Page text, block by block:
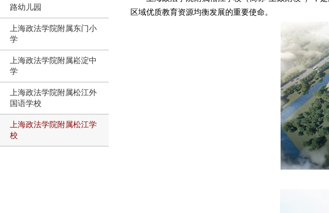
路幼儿园
上海政法学院附属东门小
学
上海政法学院附属崧淀中
学
上海政法学院附属松江外
国语学校
上海政法学院附属松江学
校
区域优质教育资源均衡发展的重要使命。